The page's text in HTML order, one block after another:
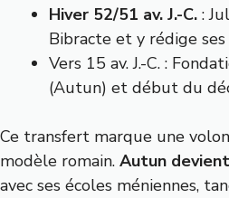
Hiver 52/51 av. J.-C. :
Bibracte et y rédige ses
Vers 15 av. J.-C. :
(Autun) et début du
Ce transfert marque une
modèle romain. Autun
avec ses écoles méniennes,